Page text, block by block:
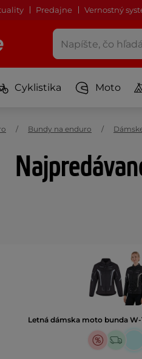
Predajne Vernostný
Cyklistika Moto
Bundy na enduro
Letná dámska moto bunda W-